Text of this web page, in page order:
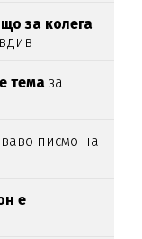
що за колега
темаза
писмо на
е